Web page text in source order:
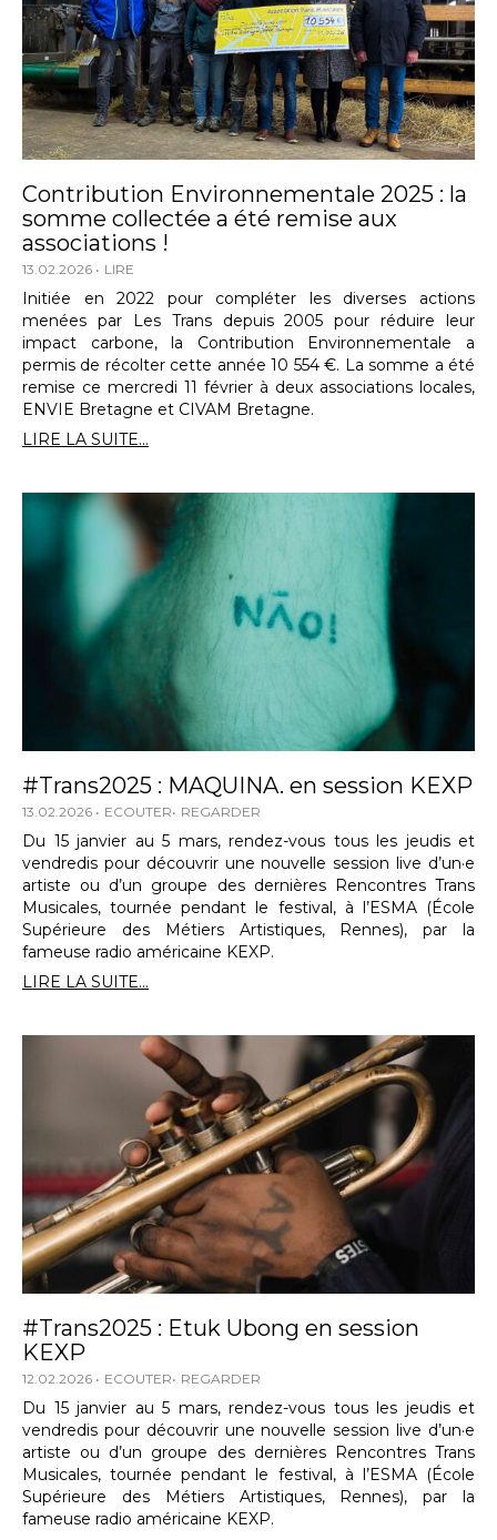
Contribution Environnementale 2025 : la
somme collectée a été remise aux
associations !
13.02.2026 LIRE
Initiée en 2022 pour compléter les diverses actions
menées par Les Trans depuis 2005 pour réduire leur
impact carbone, la Contribution Environnementale a
permis de récolter cette année 10 554 €. La somme a été
remise ce mercredi 11 février à deux associations locales,
ENVIE Bretagne et CIVAM Bretagne.
LIRE LA SUITE...
#Trans2025 : MAQUINA. en session KEXP
13.02.2026 ECOUTER REGARDER
Du 15 janvier au 5 mars, rendez-vous tous les jeudis et
vendredis pour découvrir une nouvelle session live d’un·e
artiste ou d’un groupe des dernières Rencontres Trans
Musicales, tournée pendant le festival, à l’ESMA (École
Supérieure des Métiers Artistiques, Rennes), par la
fameuse radio américaine KEXP.
LIRE LA SUITE...
#Trans2025 : Etuk Ubong en session
KEXP
12.02.2026 ECOUTER REGARDER
Du 15 janvier au 5 mars, rendez-vous tous les jeudis et
vendredis pour découvrir une nouvelle session live d’un·e
artiste ou d’un groupe des dernières Rencontres Trans
Musicales, tournée pendant le festival, à l’ESMA (École
Supérieure des Métiers Artistiques, Rennes), par la
fameuse radio américaine KEXP.